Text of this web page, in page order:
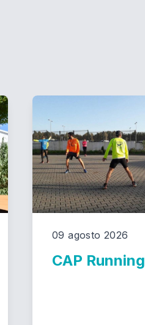
09 agosto 2026
CAP Running